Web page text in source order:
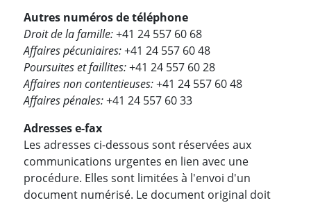
Autres numéros de téléphone
Droit de la famille:+41 24 557 60 68
Affaires pécuniaires:+41 24 557 60 48
Poursuites et faillites:+41 24 557 60 28
Affaires non contentieuses:+41 24 557 60 48
Affaires pénales:+41 24 557 60 33
Adresses e-fax
Les adresses ci-dessous sont réservées aux
communications urgentes en lien avec une
procédure. Elles sont limitées à l'envoi d'un
document numérisé. Le document original doit